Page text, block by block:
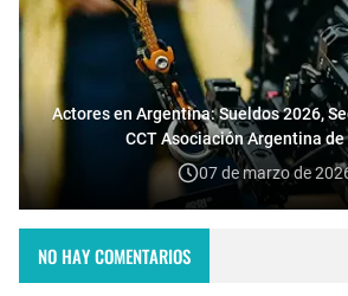
Actores en Argentina: Sueldos 2026,
CCT Asociación Argentina
07 de marzo de
NO HAY COMENTARIOS